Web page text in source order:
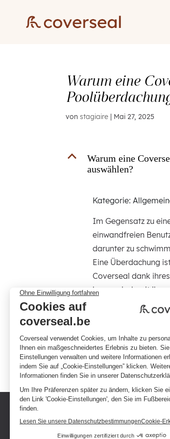
Warum eine
vonstagiaire | Mai 27, 2025
B
Warum eine
auswählen?
Kategorie:
Im Gegensatz zu
einwandfreien
darunter zu
Eine Überdachung
Coverseal dank
harmonisch mit
Darüber hinaus
wobei der Einsatz
Wasser